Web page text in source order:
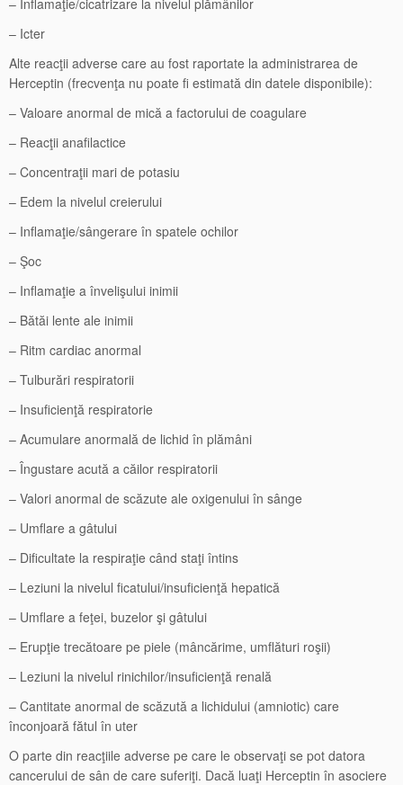
– Inflamaţie/cicatrizare la nivelul plămânilor
– Icter
Alte reacţii adverse care au fost raportate la administrarea de
Herceptin (frecvenţa nu poate fi estimată din datele disponibile):
– Valoare anormal de mică a factorului de coagulare
– Reacţii anafilactice
– Concentraţii mari de potasiu
– Edem la nivelul creierului
– Inflamaţie/sângerare în spatele ochilor
– Şoc
– Inflamaţie a învelişului inimii
– Bătăi lente ale inimii
– Ritm cardiac anormal
– Tulburări respiratorii
– Insuficienţă respiratorie
– Acumulare anormală de lichid în plămâni
– Îngustare acută a căilor respiratorii
– Valori anormal de scăzute ale oxigenului în sânge
– Umflare a gâtului
– Dificultate la respiraţie când staţi întins
– Leziuni la nivelul ficatului/insuficienţă hepatică
– Umflare a feţei, buzelor şi gâtului
– Erupţie trecătoare pe piele (mâncărime, umflături roşii)
– Leziuni la nivelul rinichilor/insuficienţă renală
– Cantitate anormal de scăzută a lichidului (amniotic) care
înconjoară fătul în uter
O parte din reacţiile adverse pe care le observaţi se pot datora
cancerului de sân de care suferiţi. Dacă luaţi Herceptin în asociere